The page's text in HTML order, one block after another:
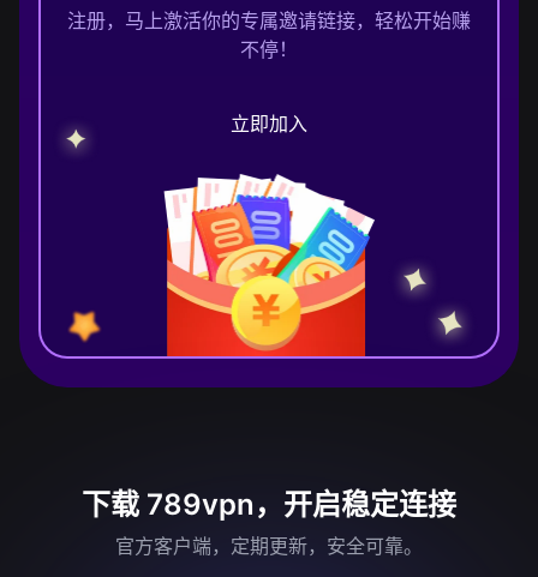
注册，马上激活你的专属邀请链接，轻松开始赚
不停！
立即加入
下载 789vpn，开启稳定连接
官方客户端，定期更新，安全可靠。